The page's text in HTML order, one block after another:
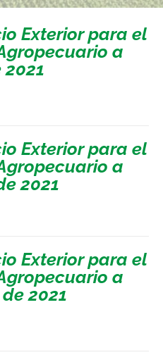
Exterior para el
a
Exterior para el
a
2021
Exterior para el
a
2021